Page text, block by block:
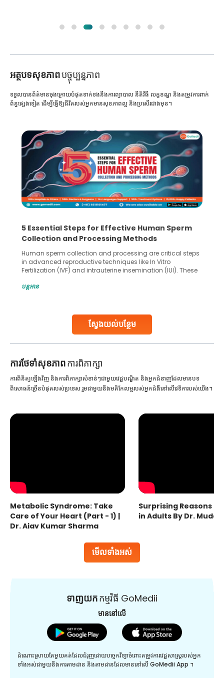
អត្ថបទសុខភាពបច្ចុប្បន្នភាព
ស្វែងយល់បន្ថែម
ទទួលបានព័ត៌មានចុងក្រោយបំផុតទាក់ទងនឹងការព្យាបាល នីតិវិធី លក្ខខណ្ឌ និងតម្រូវការពាក់
ព័ន្ធផ្សេងទៀត ដើម្បីធ្វើឱ្យជីវិតរបស់អ្នកមានសុខភាពល្អ និងប្រសើរជាងមុន។
5 Essential Steps for Effective Human Sperm
Collection and Processing Methods
Human sperm collection and processing are critical steps
in advanced reproductive techniques like In Vitro
Fertilization (IVF) and intrauterine insemination (IUI). These
challenges and help couples achieve their dream of
collected, they process the
បន្តអាន
ការ​ថែទាំ​សុខភាពការពិភាក្សា
មើលទាំងអស់
ការពិនិត្យឡើងវិញ និងការពិភាក្សាសំខាន់ៗជាមួយវេជ្ជបណ្ឌិត និងអ្នកជំនាញដែលមានបទ
ពិសោធន៍ច្រើនបំផុតរបស់ប្រទេស រួមជាមួយនឹងមតិកែលម្អរបស់អ្នកជំងឺនៅលើវេទិការបស់យើង។
Metabolic Syndrome: Take
Care of Your Heart (Part - 1) |
Dr. Ajay Kumar Sharma
Surprising Reasons
in Adults By Dr.
ទាញយកកម្មវិធី GoMedii
មាននៅលើ
ដំណោះស្រាយតែមួយគត់ដែលជំរុញដោយបច្ចេកវិទ្យាចំពោះតម្រូវការវេជ្ជសាស្រ្តរបស់អ្នក
ទាំងអស់ជាមួយនឹងការតាមដាន និងតាមដានដែលមាននៅលើ GoMedii App ។